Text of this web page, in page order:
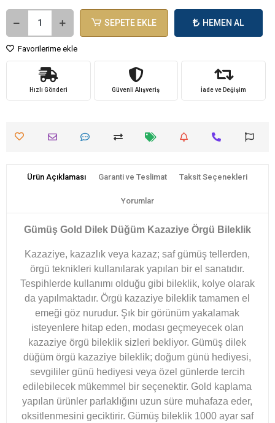
SEPETE EKLE HEMEN AL
Favorilerime ekle
Hızlı Gönderi Güvenli Alışveriş İade ve Değişim
Ürün Açıklaması Garanti ve Teslimat Taksit Seçenekleri
Yorumlar
Gümüş Gold Dilek Düğüm Kazaziye Örgü Bileklik
Kazaziye, kazazlık veya kazaz; saf gümüş tellerden,
örgü teknikleri kullanılarak yapılan bir el sanatıdır.
Tespihlerde kullanımı olduğu gibi bileklik, kolye olarak
da yapılmaktadır. Örgü kazaziye bileklik tamamen el
emeği göz nurudur. Şık bir görünüm yakalamak
isteyenlere hitap eden, modası geçmeyecek olan
kazaziye örgü bileklik sizleri bekliyor. Gümüş dilek
düğüm örgü kazaziye bileklik; doğum günü hediyesi,
sevgililer günü hediyesi veya özel günlerde tercih
edilebilecek mükemmel bir seçenektir. Gold kaplama
yapılan ürünler parlaklığını uzun süre muhafaza eder,
oksitlenmesini geciktirir. Gümüş bileklik 1000 ayar saf